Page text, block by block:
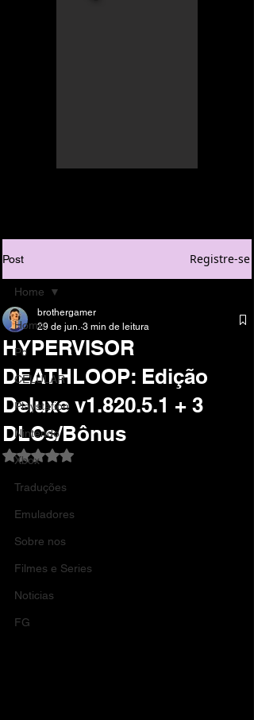
Post Registre-se
Home
Pc
CELULAR
Playstation
Nintendo
Xbox
Traduções
Emuladores
Sobre nos
Filmes e Series
Noticias
FG
Home
HYPERVISOR
DEATHLOOP: Edição
Deluxe v1.820.5.1 + 3
DLCs/Bônus
brothergamer
29 de jun. 3 min de leitura
Avaliado com NaN de 5 estrelas.